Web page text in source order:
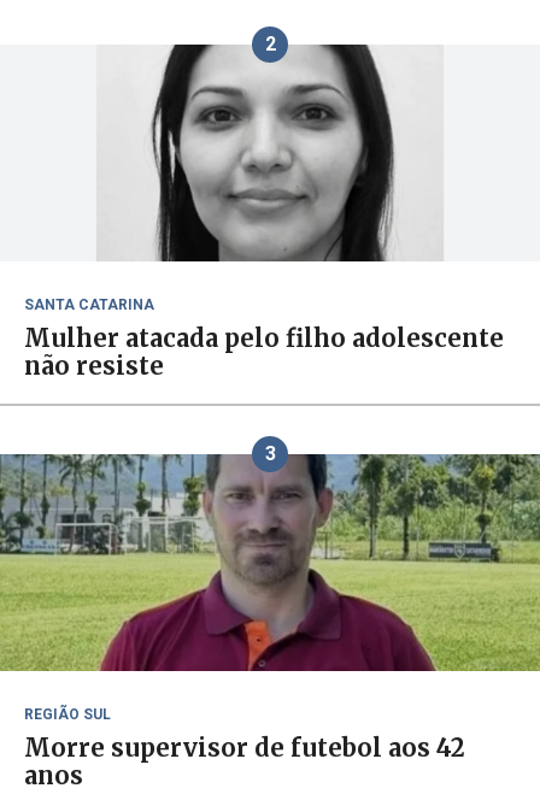
2
SANTA CATARINA
Mulher atacada pelo filho adolescente
não resiste
3
REGIÃO SUL
Morre supervisor de futebol aos 42
anos